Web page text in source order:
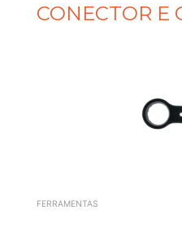
CONECTOR E
FERRAMENTAS